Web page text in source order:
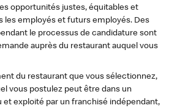
opportunités justes, équitables et
les employés et futurs employés. Des
le processus de candidature sont
auprès du restaurant auquel vous
du restaurant que vous sélectionnez,
vous postulez peut être dans un
et exploité par un franchisé indépendant,